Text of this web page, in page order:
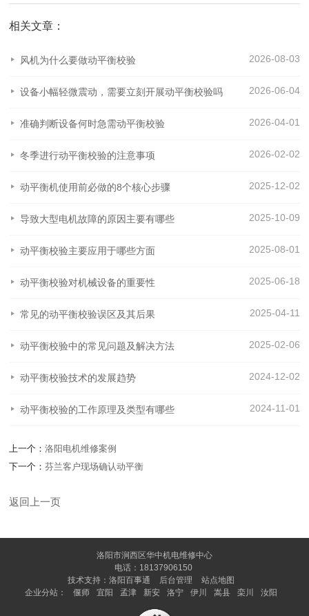
相关文章：
2026-08-03
风机为什么要做动平衡校验
2026-06-04
设备小幅轻微震动，需要立刻开展动平衡校验吗
2026-04-01
准确判断设备何时急需动平衡校验
2026-02-02
冬季进行动平衡校验的注意事项
2025-12-02
动平衡机使用前必做的8个核心步骤
2025-10-09
导致大型电机故障的原因主要有哪些
2025-08-01
动平衡校验主要应用于哪些方面
2025-06-18
动平衡校验对机械设备的重要性
2025-04-11
常见的动平衡校验误区及其后果
2025-02-06
动平衡校验中的常见问题及解决方法
2024-12-02
动平衡校验技术的发展趋势
2024-11-01
动平衡校验的工作原理及类型有哪些
上一个：洛阳电机维修案例
下一个：芬兰客户现场确认动平衡
返回上一页
洛阳市涧西区华中机电维修中心
电话：18137906150
技术支持： 洛阳百事通 后台管理
站点地图
企业分站：
偃师 宜阳 孟津 新安 洛宁 伊川 嵩县 栾川 汝阳